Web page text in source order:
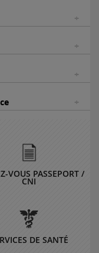
VOUS PASSEPORT /
CNI
DE SANTÉ